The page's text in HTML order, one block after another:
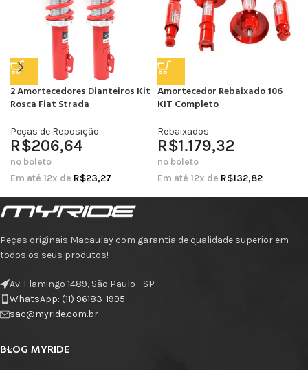
2 Amortecedores Dianteiros Kit
Rosca Fiat Strada
Peças de Reposição
R$206,64
no boleto
Em até 12x de R$23,27
Amortecedor Rebaixado 106
KIT Completo
Rebaixados
R$1.179,32
no boleto
Em até 12x de R$132,82
Peças originais Macaulay com garantia de qualidade superior em
todos os seus produtos!
Av. Flamingo 1489, São Paulo - SP
WhatsApp: (11) 96183-1995
sac@myride.com.br
BLOG MYRIDE